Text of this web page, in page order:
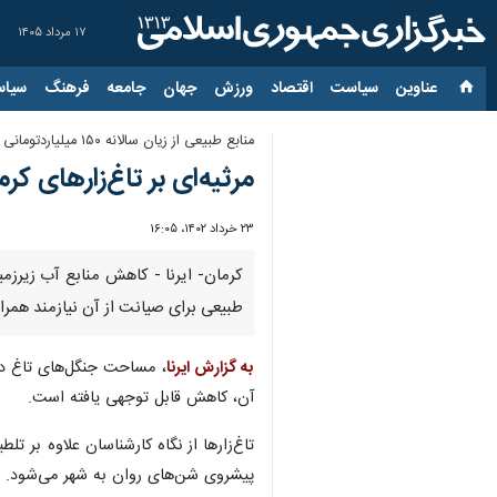
۱۷ مرداد ۱۴۰۵
عناوین‌ سیاست اقتصاد ورزش جهان جامعه فرهنگ
منابع طبیعی از زیان سالانه ۱۵۰ میلیاردتومانی بیابان‌زایی می‌گوید
مرثیه‌ای بر تاغ‌زارهای
۲۳ خرداد ۱۴۰۲، ۱۶:۰۵